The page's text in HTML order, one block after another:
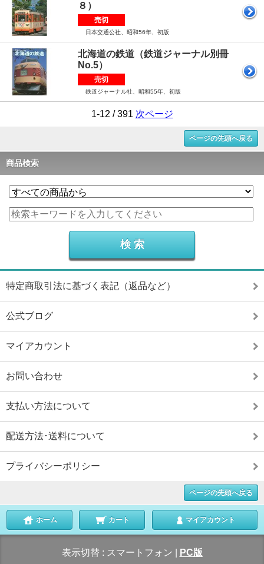
８）
売切
日本交通公社、昭和56年、初版
北海道の鉄道（鉄道ジャーナル別冊
No.5）
売切
鉄道ジャーナル社、昭和55年、初版
1-12 / 391 次ページ
ページの先頭へ戻る
商品検索
特定商取引法に基づく表記（返品など）
公式ブログ
マイアカウント
お問い合わせ
支払い方法について
配送方法･送料について
プライバシーポリシー
ページの先頭へ戻る
ホーム カート マイアカウント
表示切替 : スマートフォン PC版